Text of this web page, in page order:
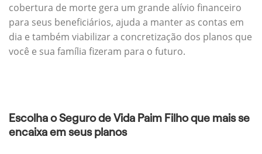
cobertura de morte gera um grande alívio financeiro
para seus beneficiários, ajuda a manter as contas em
dia e também viabilizar a concretização dos planos que
você e sua família fizeram para o futuro.
Escolha o Seguro de Vida Paim Filho que mais se
encaixa em seus planos